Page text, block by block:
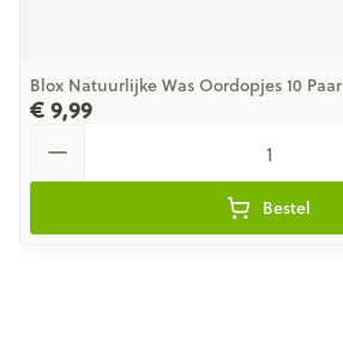
Blox Natuurlijke Was Oordopjes 10 Paar
€ 9,99
Bestel